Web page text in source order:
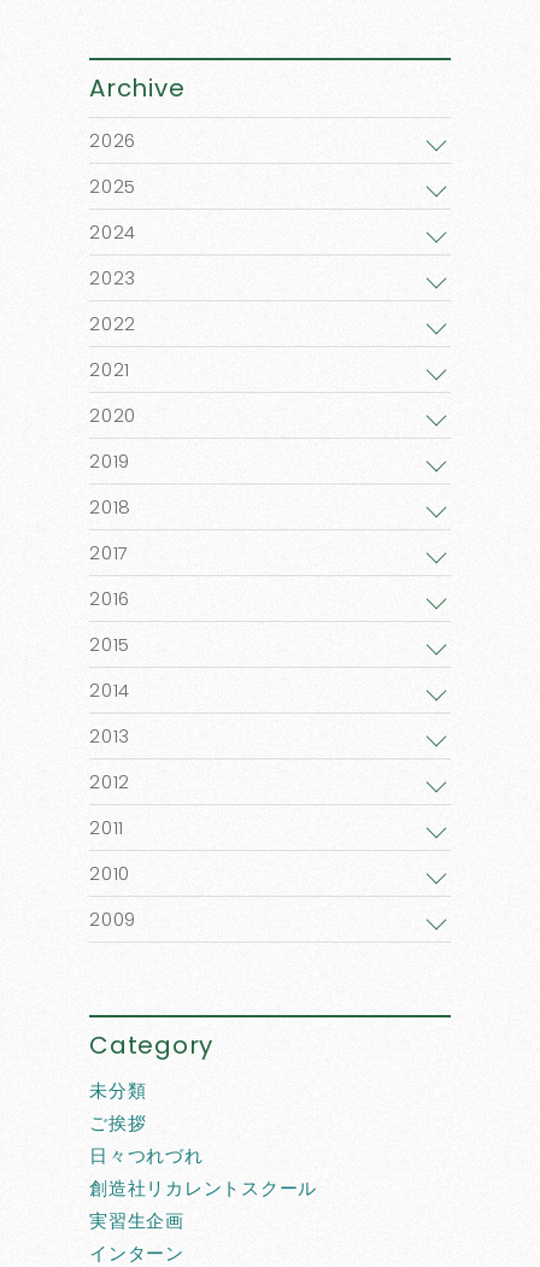
Archive
2026
2025
2024
2023
2022
2021
2020
2019
2018
2017
2016
2015
2014
2013
2012
2011
2010
2009
Category
未分類
ご挨拶
日々つれづれ
創造社リカレントスクール
実習生企画
インターン